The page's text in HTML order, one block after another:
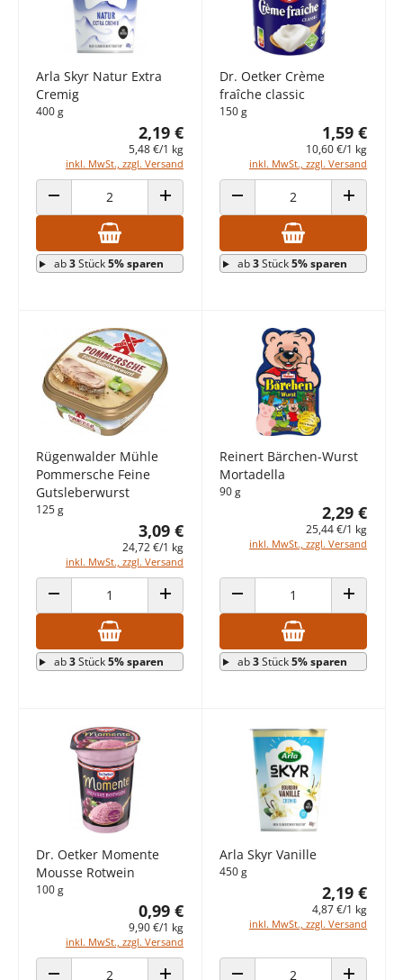
Arla Skyr Natur Extra
Cremig
400 g
2,19 €
5,48 €/1 kg
inkl. MwSt., zzgl. Versand
ANZAHL VERRINGERN ANZAHL ERHÖHEN
ab3Stück5% sparen
Dr. Oetker Crème
fraîche classic
150 g
1,59 €
10,60 €/1 kg
inkl. MwSt., zzgl. Versand
ANZAHL VERRINGERN ANZAHL
ab3Stück5% sparen
Rügenwalder Mühle
Pommersche Feine
Gutsleberwurst
125 g
3,09 €
24,72 €/1 kg
inkl. MwSt., zzgl. Versand
ANZAHL VERRINGERN ANZAHL ERHÖHEN
ab3Stück5% sparen
Reinert Bärchen-Wurst
Mortadella
90 g
2,29 €
25,44 €/1 kg
inkl. MwSt., zzgl. Versand
ANZAHL VERRINGERN ANZAHL
ab3Stück5% sparen
Dr. Oetker Momente
Mousse Rotwein
100 g
0,99 €
9,90 €/1 kg
inkl. MwSt., zzgl. Versand
Arla Skyr Vanille
450 g
2,19 €
4,87 €/1 kg
inkl. MwSt., zzgl. Versand